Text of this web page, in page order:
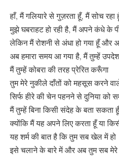
हाँ, मैं गलियारे से गुज़रता हूँ, मैं सोच
मुझे घबराहट हो रही है, मैं अपने कंधे के
लेकिन मैं रोशनी से अंधा हो गया हूँ और
अब हमारा समय आ गया है, मैं तुम्हें
मैं तुम्हें कोबरा की तरह प्रेरित करूँगा
तुम मेरे नुकीले दाँतों को महसूस करने
सिर्फ हीरे की चेन पहनने से दुनिया को
मैं तुम्हें बिना किसी संदेह के बता
क्योंकि मैं यह अपने लिए करता हूँ या
यह शर्म की बात है कि तुम सब खेल में हो
इसे चलाने के बारे में और अब तुम सब मेरे